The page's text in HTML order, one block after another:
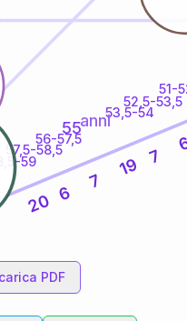
51-
52,5-53,5
53,5-54
56-57,5
57,5-58,5
59
7
19
7
6
20
55anni
PDF